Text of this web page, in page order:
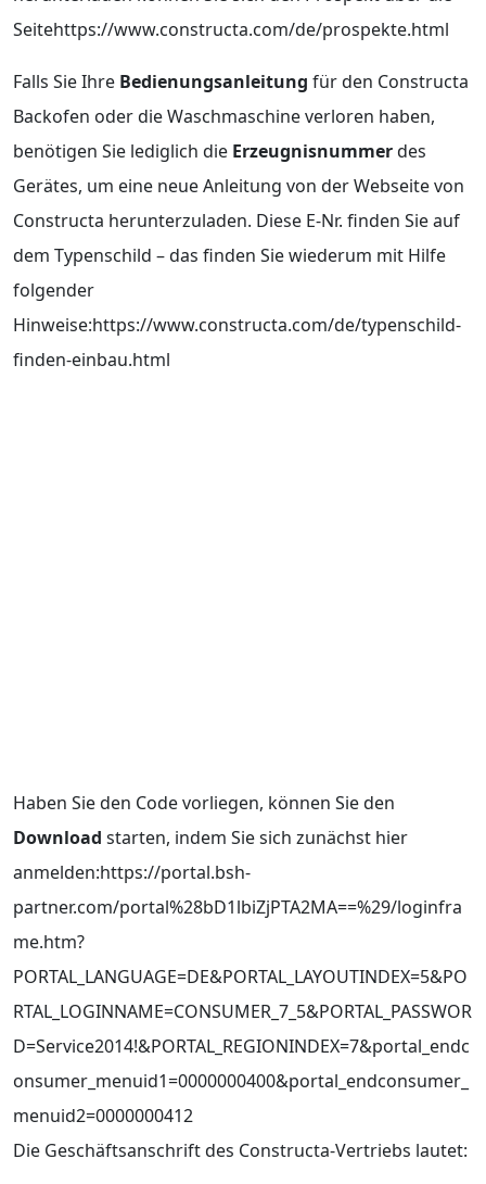
Seitehttps://www.constructa.com/de/prospekte.html
Falls Sie Ihre Bedienungsanleitung für den Constructa
Backofen oder die Waschmaschine verloren haben,
benötigen Sie lediglich die Erzeugnisnummerdes
Gerätes, um eine neue Anleitung von der Webseite von
Constructa herunterzuladen. Diese E-Nr. finden Sie auf
dem Typenschild – das finden Sie wiederum mit Hilfe
folgender
Hinweise:https://www.constructa.com/de/typenschild-
finden-einbau.html
Haben Sie den Code vorliegen, können Sie den
Download starten, indem Sie sich zunächst hier
anmelden:https://portal.bsh-
partner.com/portal%28bD1lbiZjPTA2MA==%29/loginfra
me.htm?
PORTAL_LANGUAGE=DE&PORTAL_LAYOUTINDEX=5&PO
RTAL_LOGINNAME=CONSUMER_7_5&PORTAL_PASSWOR
D=Service2014!&PORTAL_REGIONINDEX=7&portal_endc
onsumer_menuid1=0000000400&portal_endconsumer_
menuid2=0000000412
Die Geschäftsanschrift des Constructa-Vertriebs lautet: